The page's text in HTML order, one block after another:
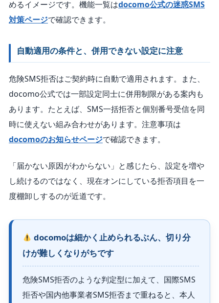
めるイメージです。機能一覧はdocomo公式の迷惑SMS
対策ページで確認できます。
自動適用の条件と、併用できない設定に注意
危険SMS拒否はご契約時に自動で適用されます。また、
docomo公式では一部設定同士に併用制限がある案内も
あります。たとえば、SMS一括拒否と個別番号受信を同
時に使えない組み合わせがあります。注意事項は
docomoのお知らせページで確認できます。
「届かない原因がわからない」と感じたら、設定を増や
し続けるのではなく、現在オンにしている拒否項目を一
度棚卸しするのが近道です。
docomoは細かく止められるぶん、切り分
けが難しくなりがちです
危険SMS拒否のような判定型に加えて、国際SMS
拒否や国内他事業者SMS拒否まで重ねると、本人